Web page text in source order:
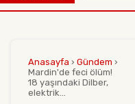
Anasayfa › Gündem ›
Mardin'de feci ölüm!
18 yaşındaki Dilber,
elektrik...